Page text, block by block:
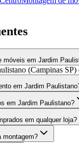
móveis em Jardim
(Campinas
em Jardim
em Jardim Paulistano?
em qualquer loja?
montagem?